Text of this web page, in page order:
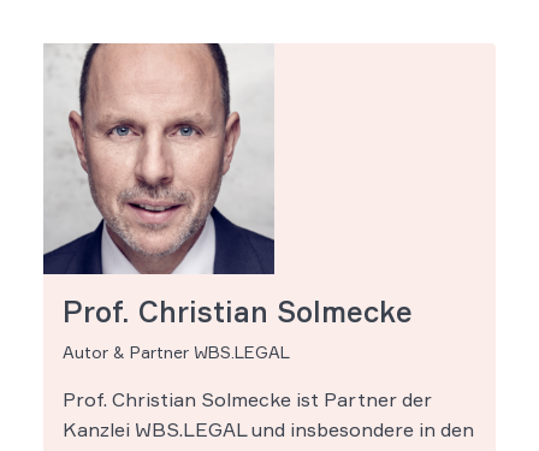
Prof. Christian Solmecke
Autor & Partner WBS.LEGAL
Prof. Christian Solmecke ist Partner der
Kanzlei WBS.LEGAL und insbesondere in den